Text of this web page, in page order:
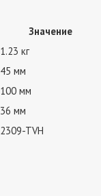
Значение
1.23 кг
45 мм
100 мм
36 мм
2309-TVH